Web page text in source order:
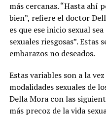
más cercanas. “Hasta ahí
bien”, refiere el doctor
es que ese inicio sexual
sexuales riesgosas”.
embarazos no deseados.
Estas variables son a la
modalidades sexuales de
Della Mora con las
más precoz de la vida